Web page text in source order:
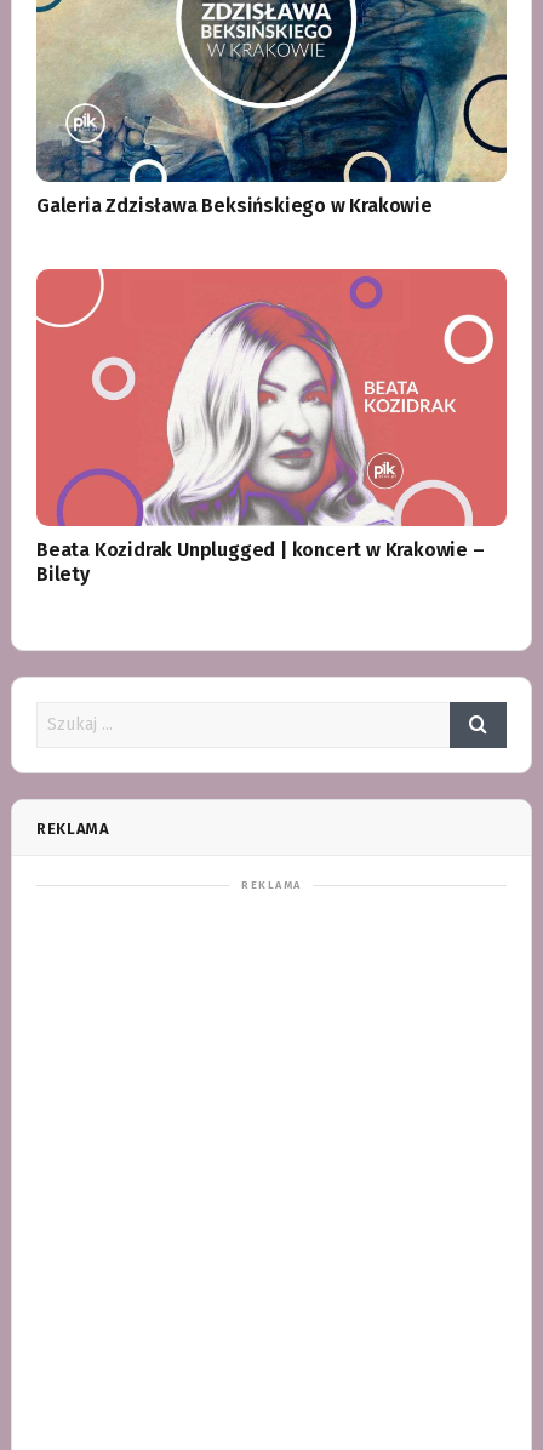
Galeria Zdzisława Beksińskiego w Krakowie
Beata Kozidrak Unplugged | koncert w Krakowie –
Bilety
REKLAMA